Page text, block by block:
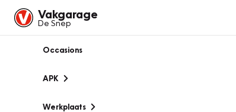
Vakgarage
De Snep
Occasions
APK
Werkplaats